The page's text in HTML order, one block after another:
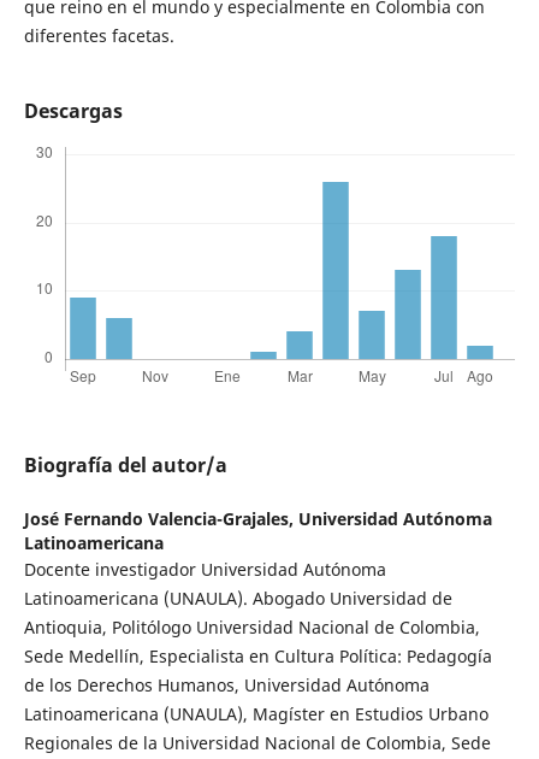
que reino en el mundo y especialmente en Colombia con
diferentes facetas.
Descargas
Biografía del autor/a
José Fernando Valencia-Grajales, Universidad Autónoma
Latinoamericana
Docente investigador Universidad Autónoma
Latinoamericana (UNAULA). Abogado Universidad de
Antioquia, Politólogo Universidad Nacional de Colombia,
Sede Medellín, Especialista en Cultura Política: Pedagogía
de los Derechos Humanos, Universidad Autónoma
Latinoamericana (UNAULA), Magíster en Estudios Urbano
Regionales de la Universidad Nacional de Colombia, Sede